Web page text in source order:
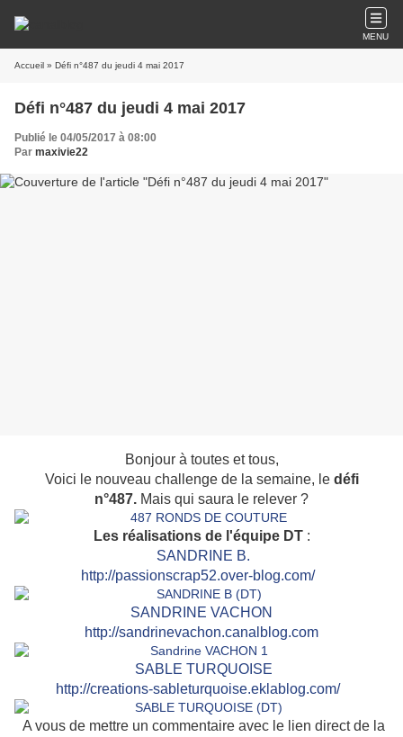
MENU
Accueil » Défi n°487 du jeudi 4 mai 2017
Défi n°487 du jeudi 4 mai 2017
Publié le 04/05/2017 à 08:00
Par maxivie22
Bonjour à toutes et tous,
Voici le nouveau challenge de la semaine, le défi
n°487. Mais qui saura le relever ?
Les réalisations de l'équipe DT:
SAN DRINE B.
http://passionscrap52.over-blog.com/
SANDRINE VACHON
http://sandrinevachon.canalblog.com
SABLE TURQUOISE
http://creations-sableturquoise.eklablog.com/
A vous de mettre un commentaire avec le lien direct de la